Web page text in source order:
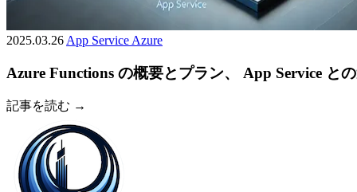
2025.03.26 App Service Azure
Azure Functions の概要とプラン、 App Service と
記事を読む →